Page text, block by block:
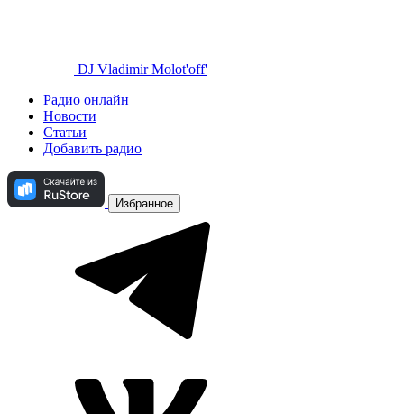
DJ Vladimir Molot'off'
Радио онлайн
Новости
Статьи
Добавить радио
Избранное